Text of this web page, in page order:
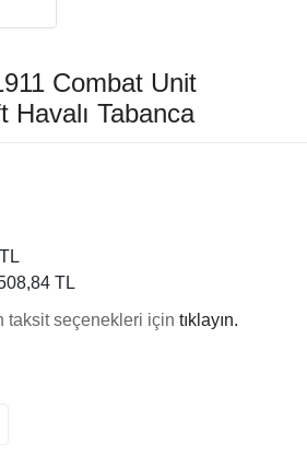
Combat Unit
Havalı Tabanca
TL
taksit seçenekleri için tıklayın.